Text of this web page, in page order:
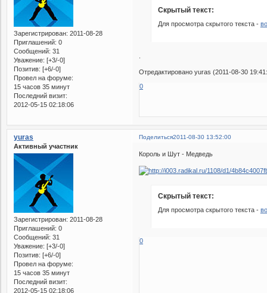
Зарегистрирован: 2011-08-28
Приглашений: 0
Сообщений: 31
Уважение: [+3/-0]
Позитив: [+6/-0]
Провел на форуме:
15 часов 35 минут
Последний визит:
2012-05-15 02:18:06
Скрытый текст:
Для просмотра скрытого текста -
.
Отредактировано yuras (2011-08-30
0
Поделиться2011-08-30 13:52:00
yuras
Активный участник
Зарегистрирован: 2011-08-28
Приглашений: 0
Сообщений: 31
Уважение: [+3/-0]
Позитив: [+6/-0]
Провел на форуме:
15 часов 35 минут
Последний визит:
2012-05-15 02:18:06
Король и Шут - Медведь
Скрытый текст:
Для просмотра скрытого текста -
0